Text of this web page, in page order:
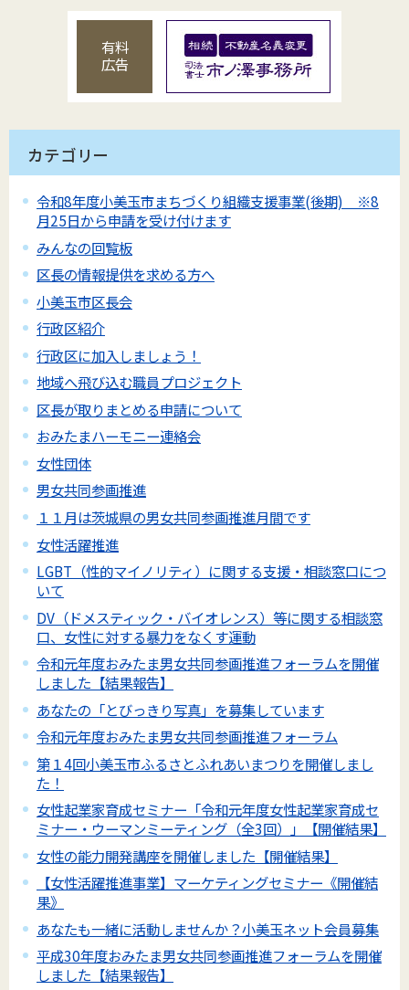
有料
広告
カテゴリー
令和8年度小美玉市まちづくり組織支援事業(後期) ※8
月25日から申請を受け付けます
みんなの回覧板
区長の情報提供を求める方へ
小美玉市区長会
行政区紹介
行政区に加入しましょう！
地域へ飛び込む職員プロジェクト
区長が取りまとめる申請について
おみたまハーモニー連絡会
女性団体
男女共同参画推進
１１月は茨城県の男女共同参画推進月間です
女性活躍推進
LGBT（性的マイノリティ）に関する支援・相談窓口につ
いて
DV（ドメスティック・バイオレンス）等に関する相談窓
口、女性に対する暴力をなくす運動
令和元年度おみたま男女共同参画推進フォーラムを開催
しました【結果報告】
あなたの「とびっきり写真」を募集しています
令和元年度おみたま男女共同参画推進フォーラム
第１4回小美玉市ふるさとふれあいまつりを開催しまし
た！
女性起業家育成セミナー「令和元年度女性起業家育成セ
ミナー・ウーマンミーティング（全3回）」【開催結果】
女性の能力開発講座を開催しました【開催結果】
【女性活躍推進事業】マーケティングセミナー《開催結
果》
あなたも一緒に活動しませんか？小美玉ネット会員募集
平成30年度おみたま男女共同参画推進フォーラムを開催
しました【結果報告】